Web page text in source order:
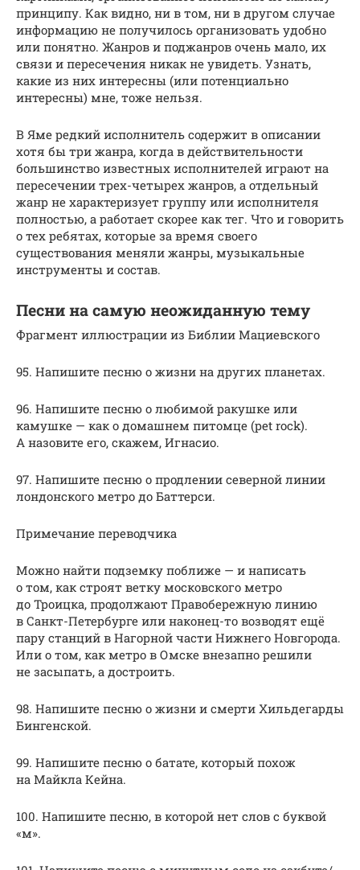
принципу. Как видно, ни в том, ни в другом случае
информацию не получилось организовать удобно
или понятно. Жанров и поджанров очень мало, их
связи и пересечения никак не увидеть. Узнать,
какие из них интересны (или потенциально
интересны) мне, тоже нельзя.
В Яме редкий исполнитель содержит в описании
хотя бы три жанра, когда в действительности
большинство известных исполнителей играют на
пересечении трех-четырех жанров, а отдельный
жанр не характеризует группу или исполнителя
полностью, а работает скорее как тег. Что и говорить
о тех ребятах, которые за время своего
существования меняли жанры, музыкальные
инструменты и состав.
Песни на самую неожиданную тему
Фрагмент иллюстрации из Библии Мациевского
95. Напишите песню о жизни на других планетах.
96. Напишите песню о любимой ракушке или
камушке — как о домашнем питомце (pet rock).
А назовите его, скажем, Игнасио.
97. Напишите песню о продлении северной линии
лондонского метро до Баттерси.
Примечание переводчика
Можно найти подземку поближе — и написать
о том, как строят ветку московского метро
до Троицка, продолжают Правобережную линию
в Санкт-Петербурге или наконец-то возводят ещё
пару станций в Нагорной части Нижнего Новгорода.
Или о том, как метро в Омске внезапно решили
не засыпать, а достроить.
98. Напишите песню о жизни и смерти Хильдегарды
Бингенской.
99. Напишите песню о батате, который похож
на Майкла Кейна.
100. Напишите песню, в которой нет слов с буквой
«м».